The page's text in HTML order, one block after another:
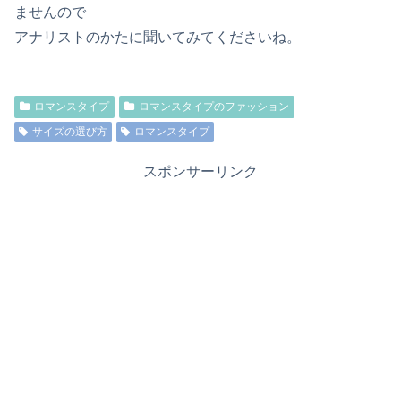
ませんので
アナリストのかたに聞いてみてくださいね。
ロマンスタイプ
ロマンスタイプのファッション
サイズの選び方
ロマンスタイプ
スポンサーリンク